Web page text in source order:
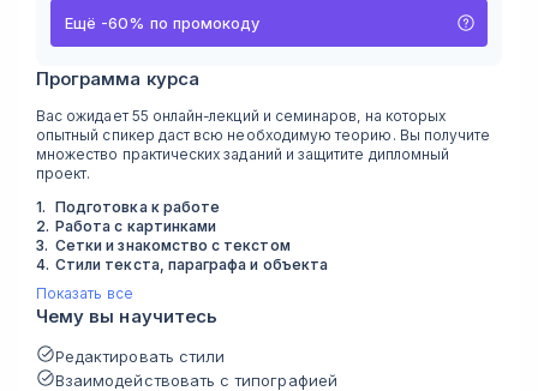
Ещё -60% по промокоду
Программа курса
Вас ожидает 55 онлайн-лекций и семинаров, на которых
опытный спикер даст всю необходимую теорию. Вы получите
множество практических заданий и защитите дипломный
проект.
1. Подготовка к работе
2. Работа с картинками
3. Сетки и знакомство с текстом
4. Стили текста, параграфа и объекта
Показать все
Чему вы научитесь
Редактировать стили
Взаимодействовать с типографией